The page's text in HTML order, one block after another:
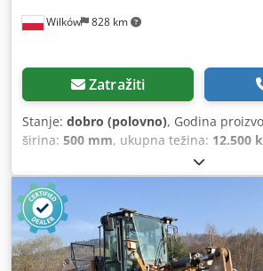
Wilków 828 km
Zatražiti
Stanje: dobro (polovno), Godina
širina: 500 mm, ukupna težina: 12.500
, CASE IH 1660
: Case IH model: 1660 Dcsdpsvr Dxpefx
Radno vreme: 3.300 h Širina sekcije:
tipova: sjeckalica za slamu, rasipač slame